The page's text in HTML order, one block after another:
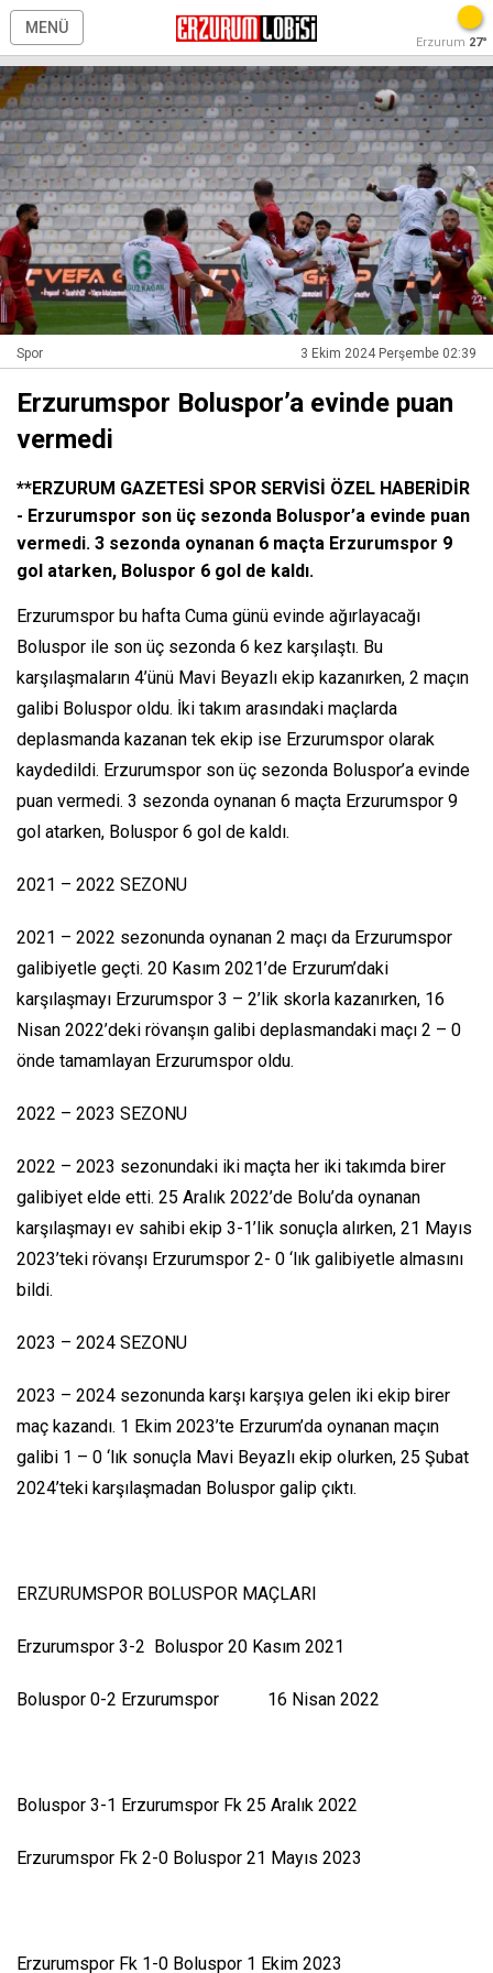
MENÜ
Erzurum 27°
Spor 3 Ekim 2024 Perşembe 02:39
Erzurumspor Boluspor’a evinde puan
vermedi
**ERZURUM GAZETESİ SPOR SERVİSİ ÖZEL HABERİDİR
- Erzurumspor son üç sezonda Boluspor’a evinde puan
vermedi. 3 sezonda oynanan 6 maçta Erzurumspor 9
gol atarken, Boluspor 6 gol de kaldı.
Erzurumspor bu hafta Cuma günü evinde ağırlayacağı
Boluspor ile son üç sezonda 6 kez karşılaştı. Bu
karşılaşmaların 4’ünü Mavi Beyazlı ekip kazanırken, 2 maçın
galibi Boluspor oldu. İki takım arasındaki maçlarda
deplasmanda kazanan tek ekip ise Erzurumspor olarak
kaydedildi. Erzurumspor son üç sezonda Boluspor’a evinde
puan vermedi. 3 sezonda oynanan 6 maçta Erzurumspor 9
gol atarken, Boluspor 6 gol de kaldı.
2021 – 2022 SEZONU
2021 – 2022 sezonunda oynanan 2 maçı da Erzurumspor
galibiyetle geçti. 20 Kasım 2021’de Erzurum’daki
karşılaşmayı Erzurumspor 3 – 2’lik skorla kazanırken, 16
Nisan 2022’deki rövanşın galibi deplasmandaki maçı 2 – 0
önde tamamlayan Erzurumspor oldu.
2022 – 2023 SEZONU
2022 – 2023 sezonundaki iki maçta her iki takımda birer
galibiyet elde etti. 25 Aralık 2022’de Bolu’da oynanan
karşılaşmayı ev sahibi ekip 3-1’lik sonuçla alırken, 21 Mayıs
2023’teki rövanşı Erzurumspor 2- 0 ‘lık galibiyetle almasını
bildi.
2023 – 2024 SEZONU
2023 – 2024 sezonunda karşı karşıya gelen iki ekip birer
maç kazandı. 1 Ekim 2023’te Erzurum’da oynanan maçın
galibi 1 – 0 ‘lık sonuçla Mavi Beyazlı ekip olurken, 25 Şubat
2024’teki karşılaşmadan Boluspor galip çıktı.
ERZURUMSPOR BOLUSPOR MAÇLARI
Erzurumspor 3-2 Boluspor 20 Kasım 2021
Boluspor 0-2 Erzurumspor 16 Nisan 2022
Boluspor 3-1 Erzurumspor Fk 25 Aralık 2022
Erzurumspor Fk 2-0 Boluspor 21 Mayıs 2023
Erzurumspor Fk 1-0 Boluspor 1 Ekim 2023